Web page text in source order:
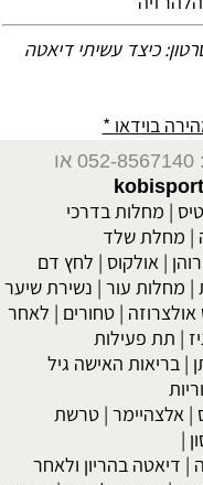
כיצד עשיתי דיאטה
בוידאו *
או
| מחלות בדרכי
| מחלת שלד
| אולקוס | לחץ דם
| מחלות עור | נשירת שיער
אולצרוזה |טחורים | לאחר
| תת פעילות
| בריאות האישה גיל
| אלצהיימר |טרשת
|
| דיאטה בהריון ולאחר